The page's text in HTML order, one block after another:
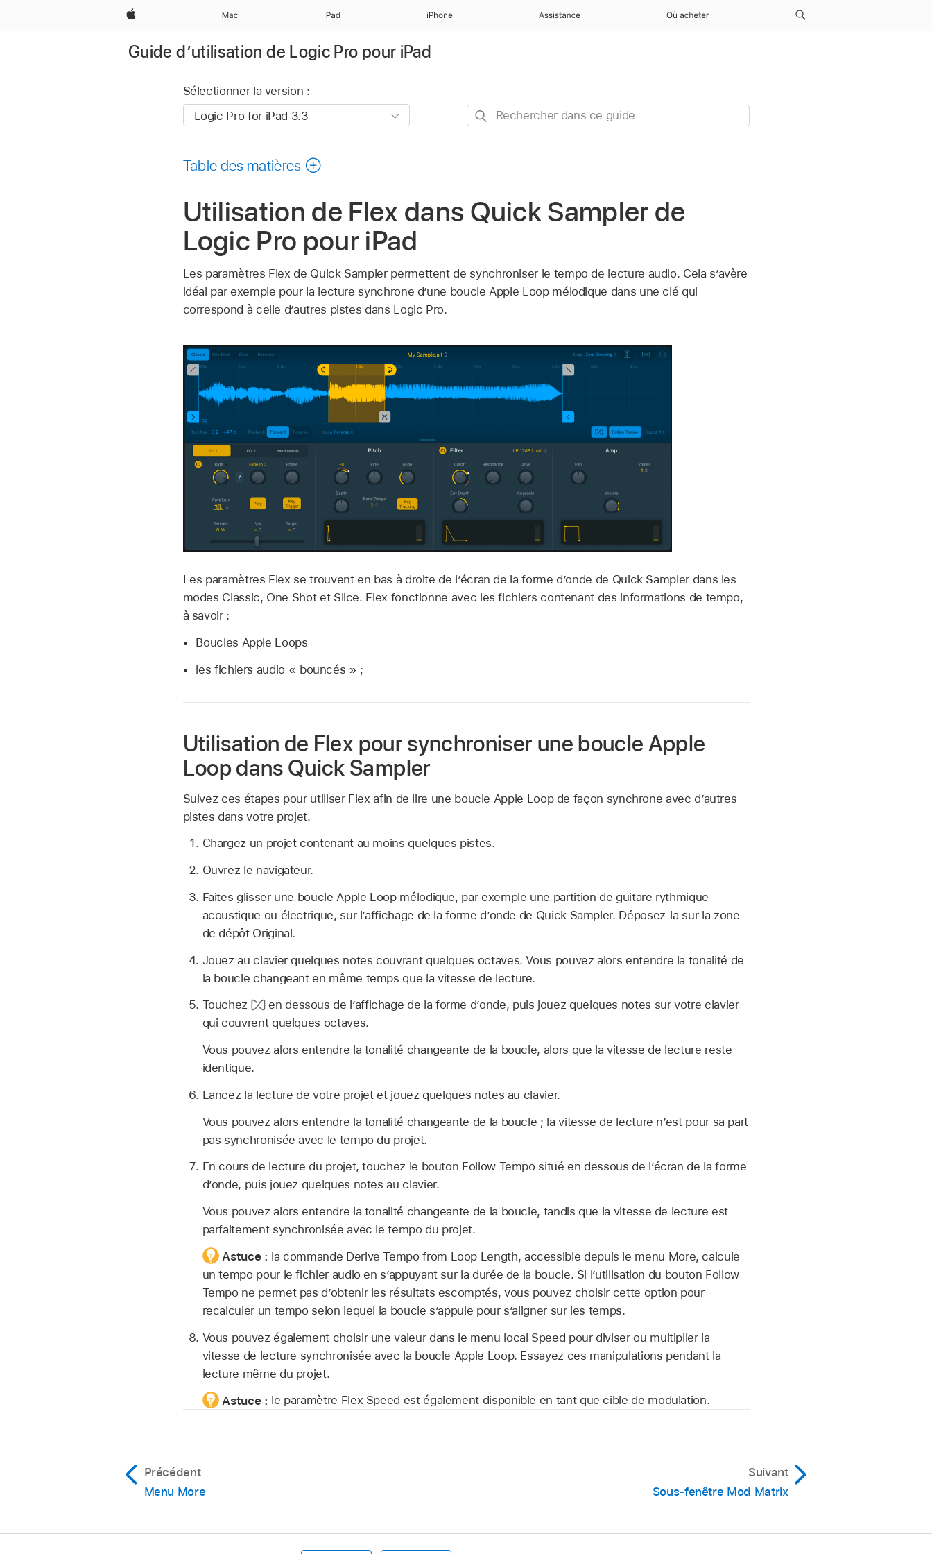
Apple Mac iPad iPhone Assistance Où acheter
Guide d’utilisation de Logic Pro pour iPad
Sélectionner la version :
Rechercher
Table des matières
Utilisation de Flex dans Quick Sampler de
Logic Pro pour iPad
Les paramètres Flex de Quick Sampler permettent de synchroniser le tempo de lecture audio. Cela s’avère
idéal par exemple pour la lecture synchrone d’une boucle Apple Loop mélodique dans une clé qui
correspond à celle d’autres pistes dans Logic Pro.
Les paramètres Flex se trouvent en bas à droite de l’écran de la forme d’onde de Quick Sampler dans les
modes Classic, One Shot et Slice. Flex fonctionne avec les fichiers contenant des informations de tempo,
à savoir :
Boucles Apple Loops
les fichiers audio « bouncés » ;
Utilisation de Flex pour synchroniser une boucle Apple
Loop dans Quick Sampler
Suivez ces étapes pour utiliser Flex afin de lire une boucle Apple Loop de façon synchrone avec d’autres
pistes dans votre projet.
Chargez un projet contenant au moins quelques pistes.
Ouvrez le navigateur.
Faites glisser une boucle Apple Loop mélodique, par exemple une partition de guitare rythmique
acoustique ou électrique, sur l’affichage de la forme d’onde de Quick Sampler. Déposez-la sur la zone
de dépôt Original.
Jouez au clavier quelques notes couvrant quelques octaves. Vous pouvez alors entendre la tonalité de
la boucle changeant en même temps que la vitesse de lecture.
Touchez
en dessous de l’affichage de la forme d’onde, puis jouez quelques notes sur votre clavier
qui couvrent quelques octaves.
Vous pouvez alors entendre la tonalité changeante de la boucle, alors que la vitesse de lecture reste
identique.
Lancez la lecture de votre projet et jouez quelques notes au clavier.
Vous pouvez alors entendre la tonalité changeante de la boucle ; la vitesse de lecture n’est pour sa part
pas synchronisée avec le tempo du projet.
En cours de lecture du projet, touchez le bouton Follow Tempo situé en dessous de l’écran de la forme
d’onde, puis jouez quelques notes au clavier.
Vous pouvez alors entendre la tonalité changeante de la boucle, tandis que la vitesse de lecture est
parfaitement synchronisée avec le tempo du projet.
Astuce : la commande Derive Tempo from Loop Length, accessible depuis le menu More, calcule
un tempo pour le fichier audio en s’appuyant sur la durée de la boucle. Si l’utilisation du bouton Follow
Tempo ne permet pas d’obtenir les résultats escomptés, vous pouvez choisir cette option pour
recalculer un tempo selon lequel la boucle s’appuie pour s’aligner sur les temps.
Vous pouvez également choisir une valeur dans le menu local Speed pour diviser ou multiplier la
vitesse de lecture synchronisée avec la boucle Apple Loop. Essayez ces manipulations pendant la
lecture même du projet.
Astuce : le paramètre Flex Speed est également disponible en tant que cible de modulation.
Précédent
Menu More
Suivant
Sous-fenêtre Mod Matrix